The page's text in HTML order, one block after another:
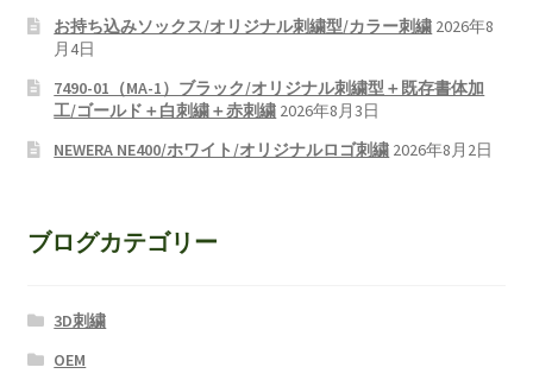
お持ち込みソックス/オリジナル刺繍型/カラー刺繍 2026年8
月4日
7490-01（MA-1）ブラック/オリジナル刺繍型＋既存書体加
工/ゴールド＋白刺繍＋赤刺繍 2026年8月3日
NEWERA NE400/ホワイト/オリジナルロゴ刺繍 2026年8月2日
ブログカテゴリー
3D刺繍
OEM